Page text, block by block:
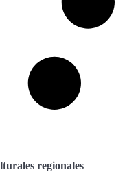
regionales